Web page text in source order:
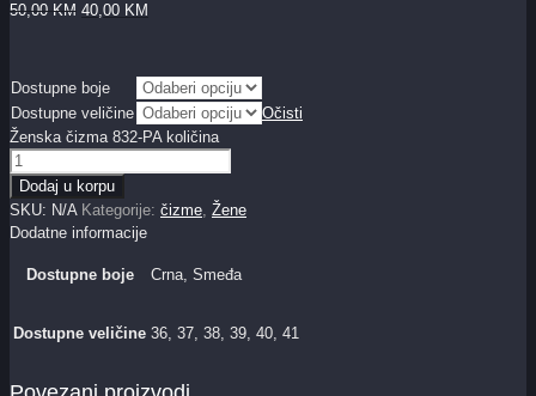
50,00 KM 40,00 KM
Dostupne boje
Dostupne veličine
Očisti
Ženska čizma 832-PA količina
Dodaj u korpu
SKU: N/A Kategorije: čizme, Žene
Dodatne informacije
Dostupne boje Crna, Smeđa
Dostupne veličine 36, 37, 38, 39, 40, 41